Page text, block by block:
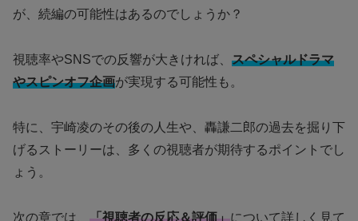
が、続編の可能性はあるのでしょうか？
視聴率やSNSでの反響が大きければ、 スペシャルドラマ
やスピンオフ企画が実現する可能性も。
特に、宇崎凌のその後の人生や、轟謙二郎の過去を掘り下
げるストーリーは、多くの視聴者が期待するポイントでし
ょう。
次の章では、 「視聴者の反応＆評価」について詳しく見て